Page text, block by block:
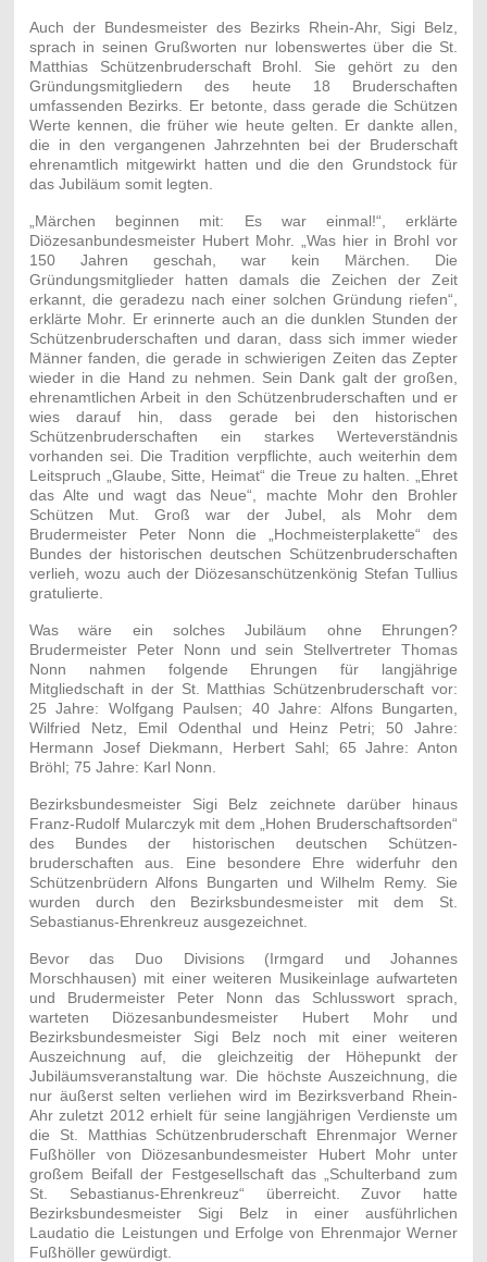
Auch der Bundesmeister des Bezirks Rhein-Ahr, Sigi Belz,
sprach in seinen Grußworten nur lobenswertes über die St.
Matthias Schützenbruderschaft Brohl. Sie gehört zu den
Gründungsmitgliedern des heute 18 Bruderschaften
umfassenden Bezirks. Er betonte, dass gerade die Schützen
Werte kennen, die früher wie heute gelten. Er dankte allen,
die in den vergangenen Jahrzehnten bei der Bruderschaft
ehrenamtlich mitgewirkt hatten und die den Grundstock für
das Jubiläum somit legten.
„Märchen beginnen mit: Es war einmal!“, erklärte
Diözesanbundesmeister Hubert Mohr. „Was hier in Brohl vor
150 Jahren geschah, war kein Märchen. Die
Gründungsmitglieder hatten damals die Zeichen der Zeit
erkannt, die geradezu nach einer solchen Gründung riefen“,
erklärte Mohr. Er erinnerte auch an die dunklen Stunden der
Schützenbruderschaften und daran, dass sich immer wieder
Männer fanden, die gerade in schwierigen Zeiten das Zepter
wieder in die Hand zu nehmen. Sein Dank galt der großen,
ehrenamtlichen Arbeit in den Schützenbruderschaften und er
wies darauf hin, dass gerade bei den historischen
Schützenbruderschaften ein starkes Werteverständnis
vorhanden sei. Die Tradition verpflichte, auch weiterhin dem
Leitspruch „Glaube, Sitte, Heimat“ die Treue zu halten. „Ehret
das Alte und wagt das Neue“, machte Mohr den Brohler
Schützen Mut. Groß war der Jubel, als Mohr dem
Brudermeister Peter Nonn die „Hochmeisterplakette“ des
Bundes der historischen deutschen Schützenbruderschaften
verlieh, wozu auch der Diözesanschützenkönig Stefan Tullius
gratulierte.
Was wäre ein solches Jubiläum ohne Ehrungen?
Brudermeister Peter Nonn und sein Stellvertreter Thomas
Nonn nahmen folgende Ehrungen für langjährige
Mitgliedschaft in der St. Matthias Schützenbruderschaft vor:
25 Jahre: Wolfgang Paulsen; 40 Jahre: Alfons Bungarten,
Wilfried Netz, Emil Odenthal und Heinz Petri; 50 Jahre:
Hermann Josef Diekmann, Herbert Sahl; 65 Jahre: Anton
Bröhl; 75 Jahre: Karl Nonn.
Bezirksbundesmeister Sigi Belz zeichnete darüber hinaus
Franz-Rudolf Mularczyk mit dem „Hohen Bruderschaftsorden“
des Bundes der historischen deutschen Schützen-
bruderschaften aus. Eine besondere Ehre widerfuhr den
Schützenbrüdern Alfons Bungarten und Wilhelm Remy. Sie
wurden durch den Bezirksbundesmeister mit dem St.
Sebastianus-Ehrenkreuz ausgezeichnet.
Bevor das Duo Divisions (Irmgard und Johannes
Morschhausen) mit einer weiteren Musikeinlage aufwarteten
und Brudermeister Peter Nonn das Schlusswort sprach,
warteten Diözesanbundesmeister Hubert Mohr und
Bezirksbundesmeister Sigi Belz noch mit einer weiteren
Auszeichnung auf, die gleichzeitig der Höhepunkt der
Jubiläumsveranstaltung war. Die höchste Auszeichnung, die
nur äußerst selten verliehen wird im Bezirksverband Rhein-
Ahr zuletzt 2012 erhielt für seine langjährigen Verdienste um
die St. Matthias Schützenbruderschaft Ehrenmajor Werner
Fußhöller von Diözesanbundesmeister Hubert Mohr unter
großem Beifall der Festgesellschaft das „Schulterband zum
St. Sebastianus-Ehrenkreuz“ überreicht. Zuvor hatte
Bezirksbundesmeister Sigi Belz in einer ausführlichen
Laudatio die Leistungen und Erfolge von Ehrenmajor Werner
Fußhöller gewürdigt.